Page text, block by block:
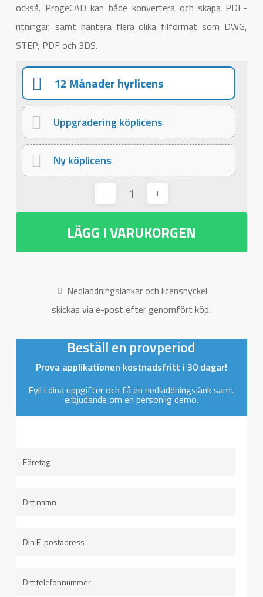
också. ProgeCAD kan både konvertera och skapa PDF-
ritningar, samt hantera flera olika filformat som DWG,
STEP, PDF och 3DS.
12 Månader hyrlicens
Uppgradering köplicens
Ny köplicens
LÄGG I VARUKORGEN
Nedladdningslänkar och licensnyckel
skickas via e-post efter genomfört köp.
Beställ en provperiod
Prova applikationen kostnadsfritt i 30 dagar!
Fyll i dina uppgifter och få en nedladdningslänk samt
erbjudande om en personlig demo.
FÖRETAG
NAMN
E-
TELEFON